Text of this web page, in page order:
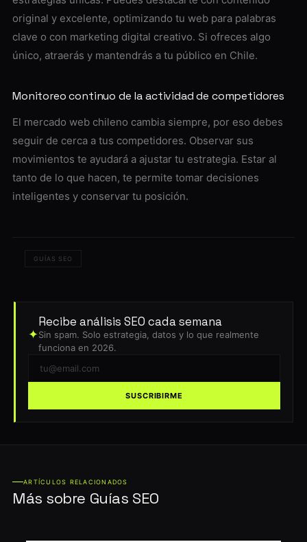
original y excelente, optimizando tu web para palabras
clave o con marketing digital creativo. Si ofreces algo
único, atraerás y mantendrás a tu público en Chile.
Monitoreo continuo de la actividad de competidores
El mercado web chileno cambia siempre, por eso debes
seguir de cerca a tus competidores. Observar sus
movimientos te ayudará a ajustar tu estrategia. Estar al
tanto de lo que hacen, te permite tomar decisiones
inteligentes y conservar tu posición.
GUÍAS SEO
✦
Recibe análisis SEO cada semana
Sin spam. Solo estrategia, datos y lo que realmente
funciona en 2026.
SUSCRIBIRME
ARTÍCULOS RELACIONADOS
Más sobre Guías SEO